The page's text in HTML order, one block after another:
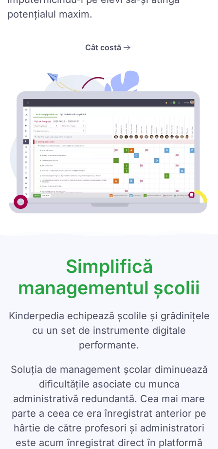
potențialul maxim.
Cât costă
Simplifică
managementul școlii
Kinderpedia echipează școlile și grădinițele
cu un set de instrumente digitale
performante.
Soluția de management școlar diminuează
dificultățile asociate cu munca
administrativă redundantă. Cea mai mare
parte a ceea ce era înregistrat anterior pe
hârtie de către profesori și administratori
este acum înregistrat direct în platformă